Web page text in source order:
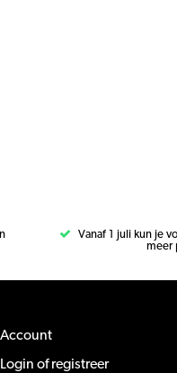
Vanaf 1 juli kun je
meer
Account
Login of registreer